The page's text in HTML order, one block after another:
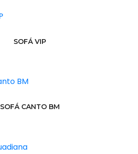
SOFÁ VIP
SOFÁ CANTO BM